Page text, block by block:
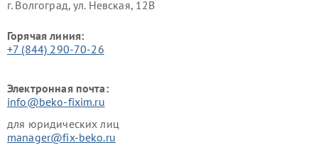
г. Волгоград, ул. Невская, 12В
Горячая линия:
+7 (844) 290-70-26
Электронная почта:
info@beko-fixim.ru
для юридических лиц
manager@fix-beko.ru